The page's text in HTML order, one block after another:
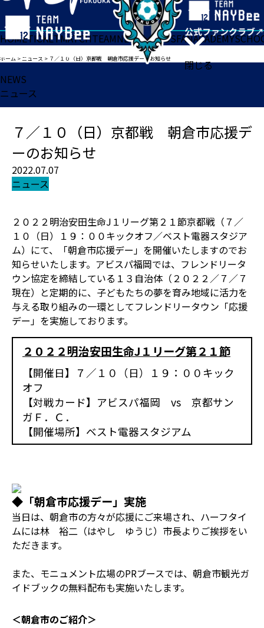
閉じる
HOMETICKETMATCHTEAMNEWSGOODSFANACADEMY
ホーム >ニュース > ７／１０（日）京都戦 朝倉市応援デーのお知らせ
NEWS
ニュース
７／１０（日）京都戦 朝倉市応援デ
ーのお知らせ
2022.07.07
ニュース
２０２２明治安田生命J１リーグ第２１節京都戦（７／
１０（日）１９：００キックオフ／ベスト電器スタジア
ム）にて、「朝倉市応援デー」を開催いたしますのでお
知らせいたします。アビスパ福岡では、フレンドリータ
ウン協定を締結している１３自治体（２０２２／７／７
現在）と定期的に、子どもたちの夢を育み地域に活力を
与える取り組みの一環としてフレンドリータウン「応援
デー」を実施しております。
２０２２明治安田生命J１リーグ第２１節
【開催日】７／１０（日）１９：００キック
オフ
【対戦カード】アビスパ福岡 vs 京都サン
ガＦ．Ｃ．
【開催場所】ベスト電器スタジアム
◆「朝倉市応援デー」実施
当日は、朝倉市の方々が応援にご来場され、ハーフタイ
ムには林 裕二（はやし ゆうじ）市長よりご挨拶をい
ただきます。
また、モニュメント広場のPRブースでは、朝倉市観光ガ
イドブックの無料配布も実施いたします。
＜朝倉市のご紹介＞